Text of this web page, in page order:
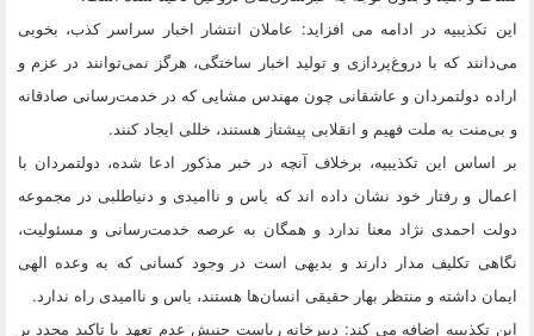
این تکذیبیه در ادامه می افزاید: عاملان انتشار اخبار سراسر کذب، بخوبی
می‌دانند که با دروغ‌پردازی و تولید اخبار ساختگی، هرگز نمی‌توانند در عزم و
اراده دولتمردان و عاشقانی چون مهندس مشایی که در خدمت‌رسانی صادقانه
و بی‌منت به ملت فهیم و انقلابی پیشتاز هستند، خللی ایجاد کنند.
بر اساس این تکذیبیه، ‌برخلاف آنچه در خبر مذکور ادعا شده، دولتمردان با
اعمال و رفتار خود نشان ‌داده ‌اند که یاس و ناامیدی و دنیاطلبی در مجموعه
دولت احمدی‌ نژاد معنا ندارد و همگان به عرصه خدمت‌رسانی و مسئولیت،
نگاهی تکلیف‌ مدار دارند و بدیهی است در وجود کسانی که به وعده الهی
ایمان داشته و منتظر بهار حقیقی انسان‌ها هستند، یاس و ناامیدی راه ندارد.
این تکذیبیه اضافه می کند:‌ دبیرخانه ریاست جنبش عدم تعهد با تاکید مجدد بر